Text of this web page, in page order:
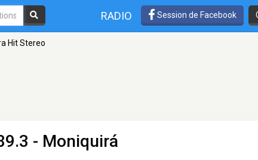
RADIO Session de Facebook
Hit Stereo
- Moniquirá